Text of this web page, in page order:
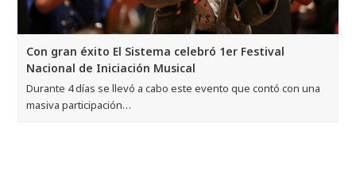
Con gran éxito El Sistema celebró 1er Festival
Nacional de Iniciación Musical
Durante 4 días se llevó a cabo este evento que contó con una
masiva participación…